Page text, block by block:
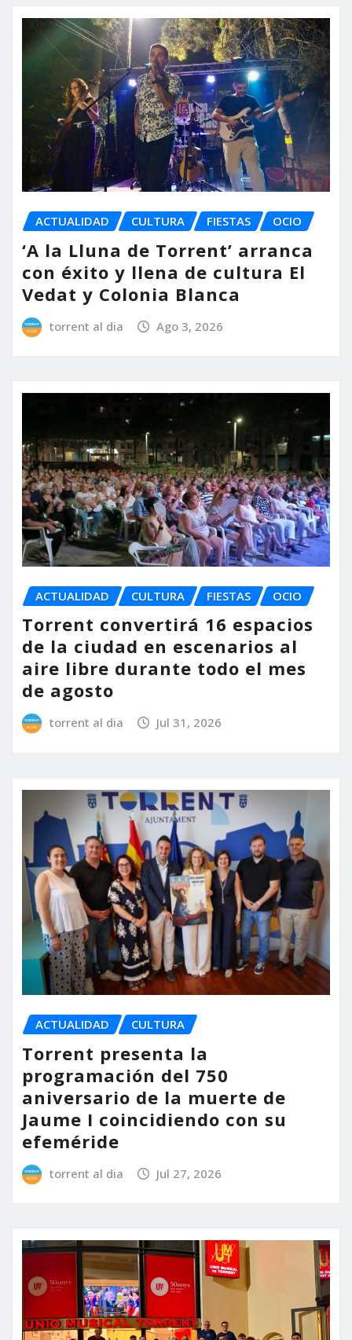
ACTUALIDAD CULTURA FIESTAS OCIO
‘A la Lluna de Torrent’ arranca
con éxito y llena de cultura El
Vedat y Colonia Blanca
torrent al dia Ago 3, 2026
ACTUALIDAD CULTURA FIESTAS OCIO
Torrent convertirá 16 espacios
de la ciudad en escenarios al
aire libre durante todo el mes
de agosto
torrent al dia Jul 31, 2026
ACTUALIDAD CULTURA
Torrent presenta la
programación del 750
aniversario de la muerte de
Jaume I coincidiendo con su
efeméride
torrent al dia Jul 27, 2026